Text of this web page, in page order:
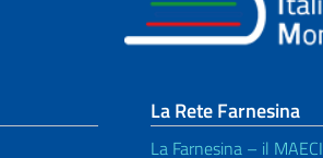
La Rete Farnesina
La Farnesina – il MAECI